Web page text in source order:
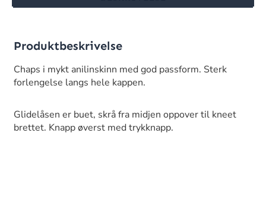
Produktbeskrivelse
Chaps i mykt anilinskinn med god passform. Sterk
forlengelse langs hele kappen.
Glidelåsen er buet, skrå fra midjen oppover til kneet
brettet. Knapp øverst med trykknapp.